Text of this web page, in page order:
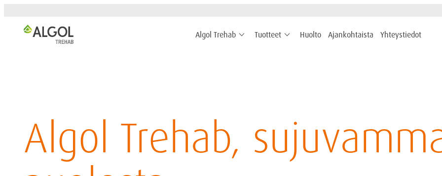
Algol Trehabkeyboard_arrow_down Tuotteetkeyboard_arrow_down Huolto Ajankohtaista Yhteystiedot
Algol Trehab,